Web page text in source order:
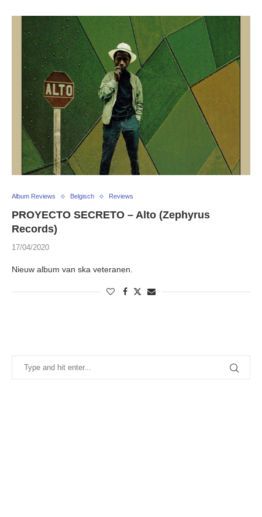
Album Reviews Belgisch Reviews
PROYECTO SECRETO – Alto (Zephyrus
Records)
17/04/2020
Nieuw album van ska veteranen.